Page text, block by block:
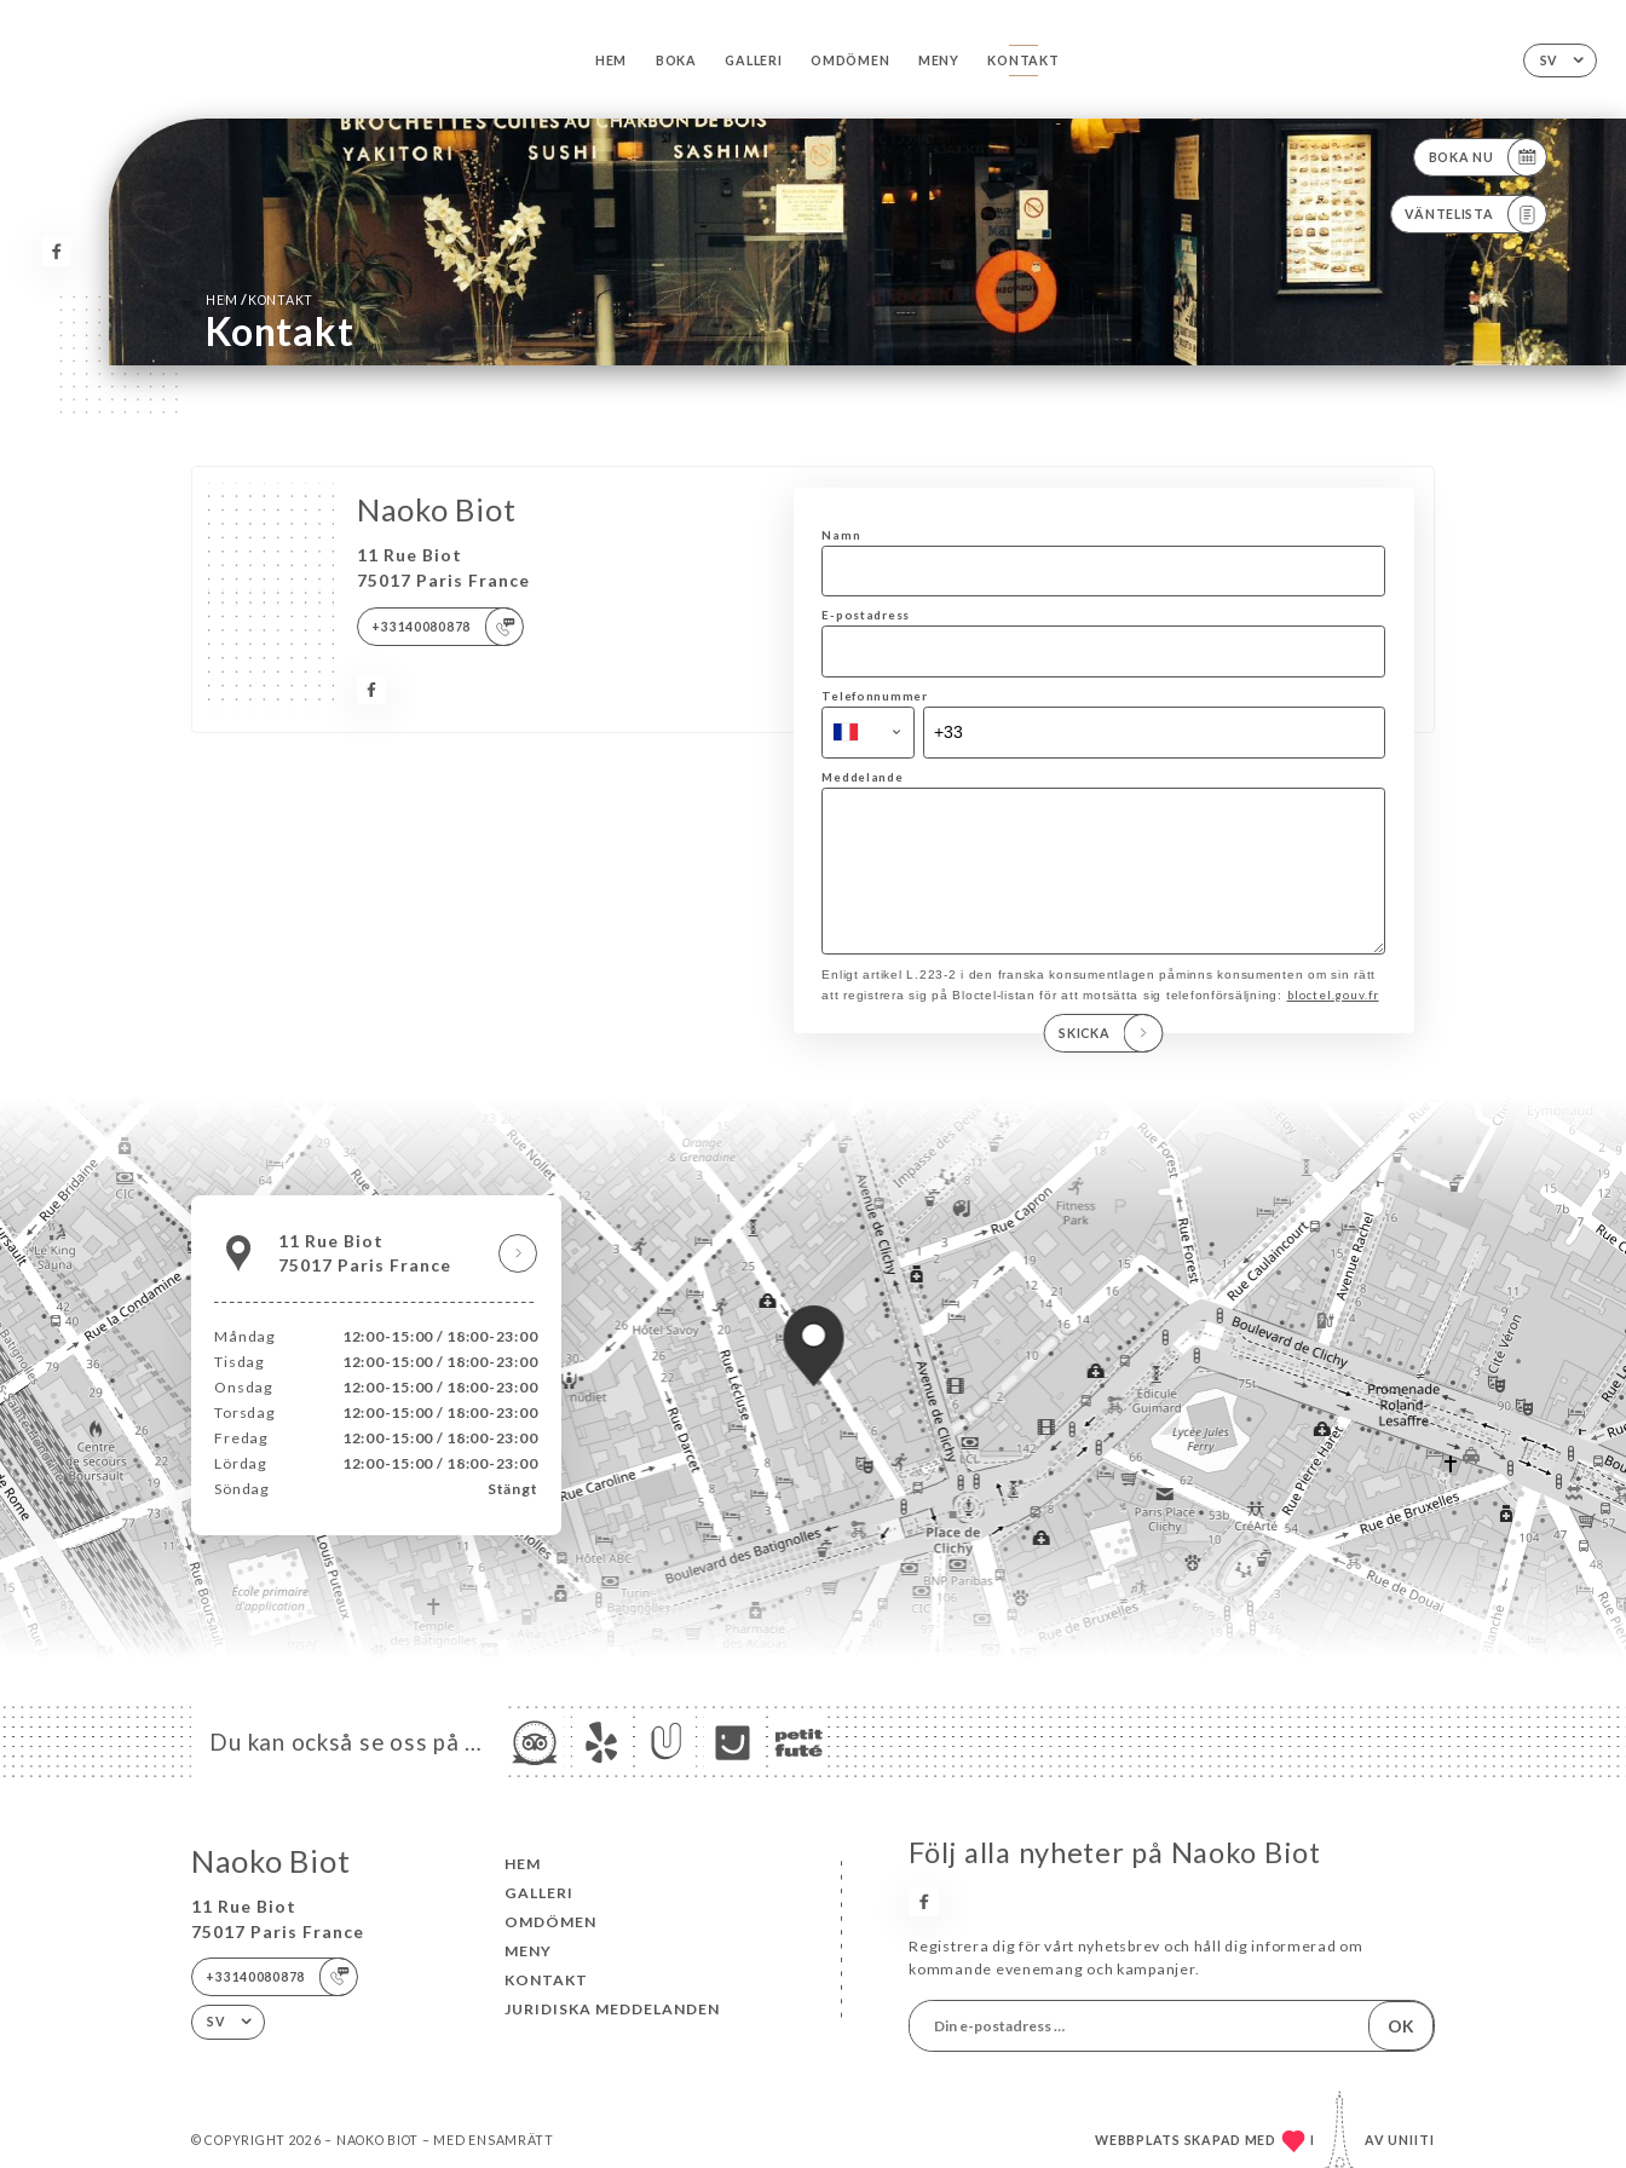
SV
HEM BOKA GALLERI OMDÖMEN MENY KONTAKT
BOKA NU
VÄNTELISTA
HEM/ KONTAKT
Kontakt
Naoko Biot
11 Rue Biot
75017 Paris France
+33140080878
Namn
E-postadress
Telefonnummer
Meddelande
Enligt artikel L.223-2 i den franska konsumentlagen påminns konsumenten om sin rätt
att registrera sig på Bloctel-listan för att motsätta sig telefonförsäljning:
bloctel.gouv.fr
SKICKA
11 Rue Biot
75017 Paris France
Måndag
12:00-15:00 / 18:00-23:00
Tisdag
12:00-15:00 / 18:00-23:00
Onsdag
12:00-15:00 / 18:00-23:00
Torsdag
12:00-15:00 / 18:00-23:00
Fredag
12:00-15:00 / 18:00-23:00
Lördag
12:00-15:00 / 18:00-23:00
Söndag
Stängt
Du kan också se oss på …
Naoko Biot
11 Rue Biot
75017 Paris France
+33140080878
SV
HEM
GALLERI
OMDÖMEN
MENY
KONTAKT
JURIDISKA MEDDELANDEN
Följ alla nyheter på Naoko Biot
Registrera dig för vårt nyhetsbrev och håll dig informerad om
kommande evenemang och kampanjer.
OK
© COPYRIGHT 2026 – NAOKO BIOT – MED ENSAMRÄTT WEBBPLATS SKAPAD MED AVUNIITI